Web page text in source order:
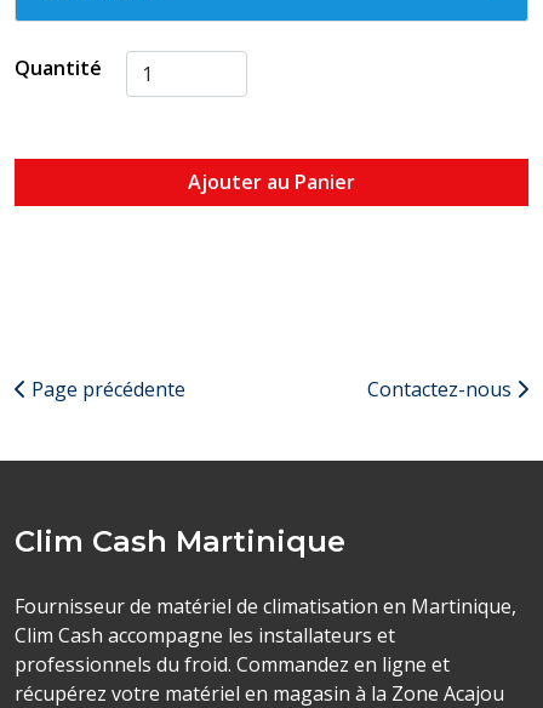
Quantité
Ajouter au Panier
Page précédente Contactez-nous
Clim Cash Martinique
Fournisseur de matériel de climatisation en Martinique,
Clim Cash accompagne les installateurs et
professionnels du froid. Commandez en ligne et
récupérez votre matériel en magasin à la Zone Acajou